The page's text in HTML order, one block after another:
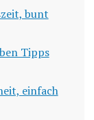
bunt
Tipps
einfach